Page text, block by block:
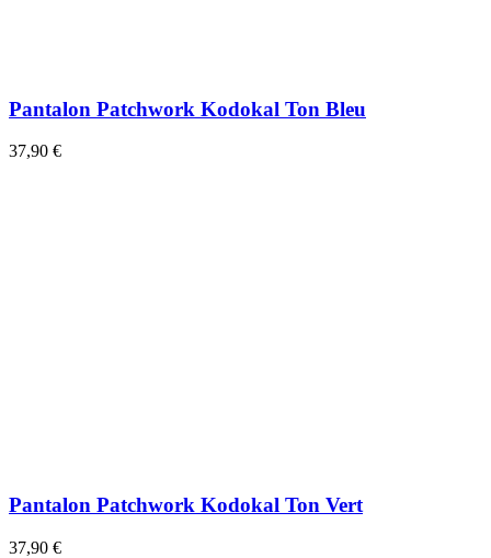
Pantalon Patchwork Kodokal Ton Bleu
37,90 €
Pantalon Patchwork Kodokal Ton Vert
37,90 €